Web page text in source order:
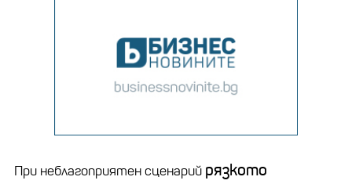
При неблагоприятен сценарий рязкото